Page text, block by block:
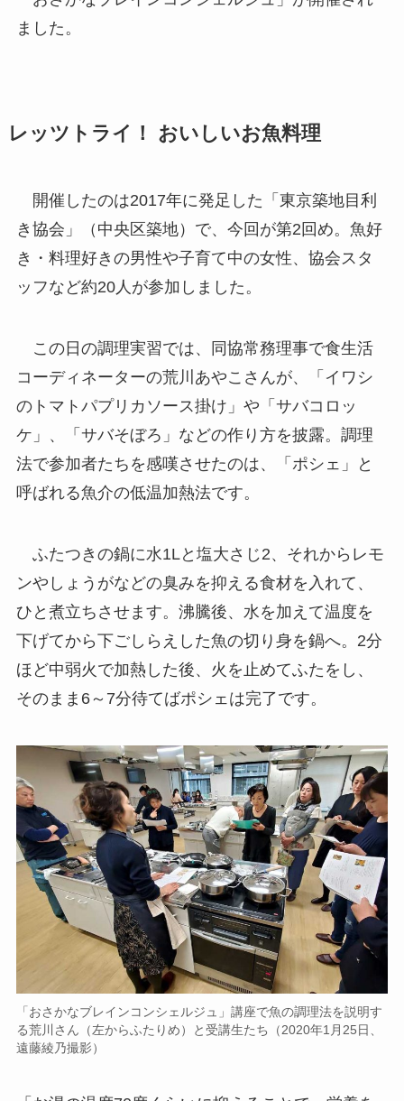
ました。
レッツトライ！ おいしいお魚料理
開催したのは2017年に発足した「東京築地目利
き協会」（中央区築地）で、今回が第2回め。魚好
き・料理好きの男性や子育て中の女性、協会スタ
ッフなど約20人が参加しました。
この日の調理実習では、同協常務理事で食生活
コーディネーターの荒川あやこさんが、「イワシ
のトマトパプリカソース掛け」や「サバコロッ
ケ」、「サバそぼろ」などの作り方を披露。調理
法で参加者たちを感嘆させたのは、「ポシェ」と
呼ばれる魚介の低温加熱法です。
ふたつきの鍋に水1Lと塩大さじ2、それからレモ
ンやしょうがなどの臭みを抑える食材を入れて、
ひと煮立ちさせます。沸騰後、水を加えて温度を
下げてから下ごしらえした魚の切り身を鍋へ。2分
ほど中弱火で加熱した後、火を止めてふたをし、
そのまま6～7分待てばポシェは完了です。
「おさかなブレインコンシェルジュ」講座で魚の調理法を説明す
る荒川さん（左からふたりめ）と受講生たち（2020年1月25日、
遠藤綾乃撮影）